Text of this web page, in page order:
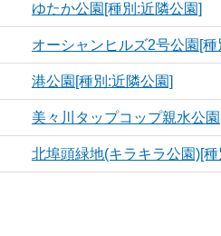
ゆたか公園[種別:近隣公園]
オーシャンヒルズ2号公園[種
港公園[種別:近隣公園]
美々川タップコップ親水公
北埠頭緑地(キラキラ公園)[種